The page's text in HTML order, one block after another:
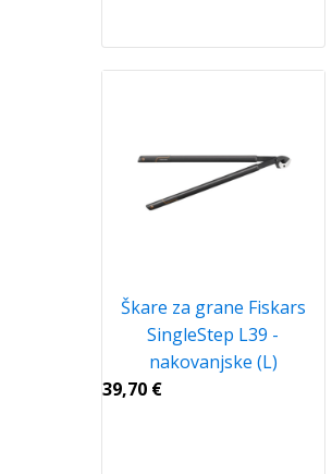
Škare za grane Fiskars
SingleStep L39 -
nakovanjske (L)
39,70 €